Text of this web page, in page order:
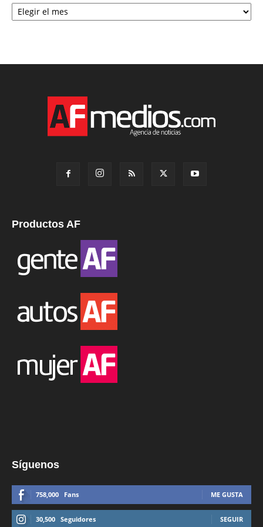
Productos AF
Síguenos
758,000 Fans ME GUSTA
30,500 Seguidores SEGUIR